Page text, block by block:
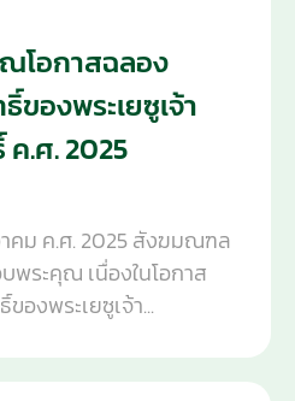
โอกาสฉลอง
องพระเยซูเจ้า
.ศ. 2025
คม ค.ศ. 2025 สังฆมณฑล
พระคุณ เนื่องในโอกาส
องพระเยซูเจ้า...